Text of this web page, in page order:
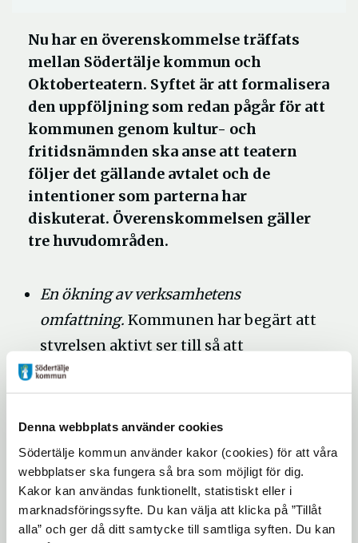
Denna webbplats använder cookies
Södertälje kommun använder kakor (cookies) för att våra
webbplatser ska fungera så bra som möjligt för dig.
Kakor kan användas funktionellt, statistiskt eller i
marknadsföringssyfte. Du kan välja att klicka på ”Tillåt
alla” och ger då ditt samtycke till samtliga syften. Du kan
Nu har en överenskommelse träffats
mellan Södertälje kommun och
Oktoberteatern. Syftet är att formalisera
den uppföljning som redan pågår för att
kommunen genom kultur- och
fritidsnämnden ska anse att teatern
följer det gällande avtalet och de
intentioner som parterna har
diskuterat. Överenskommelsen gäller
tre huvudområden.
En ökning av verksamhetens
omfattning. Kommunen har begärt att
styrelsen aktivt ser till så att
teaterarbetet och produktionen
bedrivs på ett mer effektivt sätt.
Teaterns ledning, administration och
brister i arbetsmiljön.Kommunen
begär att styrelsen ser över ledning
och administration, samt att de
tydliggör hur de avser att bedriva ett